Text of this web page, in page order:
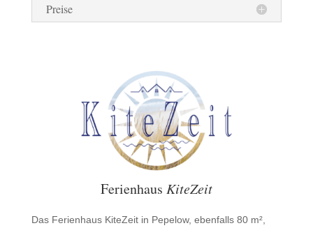
Preise
Ferienhaus KiteZeit
Das Ferienhaus KiteZeit in Pepelow, ebenfalls 80 m²,